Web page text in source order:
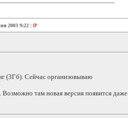
2003 9:22 | IP
(3Гб). Сейчас организовываю
там новая версия появится даже